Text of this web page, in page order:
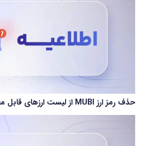
حذف رمز ارز MUBI از لیست ارزهای قابل معامله اوکی اکسچنج